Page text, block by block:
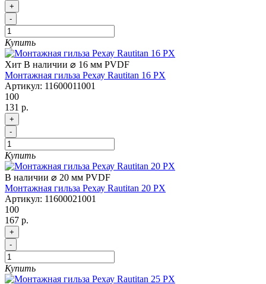
+
-
Купить
Хит В наличии ⌀ 16 мм PVDF
Монтажная гильза Рехау Rautitan 16 PX
Артикул: 11600011001
100
131 р.
+
-
Купить
В наличии ⌀ 20 мм PVDF
Монтажная гильза Рехау Rautitan 20 PX
Артикул: 11600021001
100
167 р.
+
-
Купить